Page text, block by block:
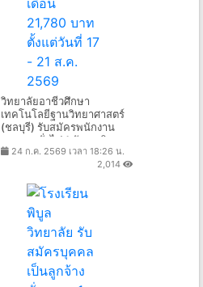
วิทยาลัยอาชีวศึกษา
เทคโนโลยีฐานวิทยาศาสตร์
(ชลบุรี) รับสมัครพนักงาน
ราชการทั่วไป 1 อัตรา เงิน
เดือน 21,780 บาท ตั้งแต่วันที่
24 ก.ค. 2569 เวลา 18:26 น.
2,014